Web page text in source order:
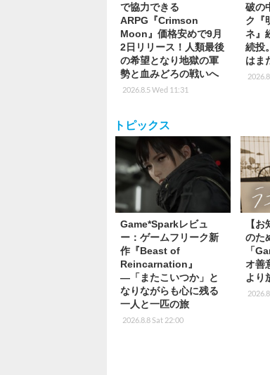
で協力できる
ARPG『Crimson
Moon』価格安めで9月
2日リリース！人類最後
の希望となり地獄の軍
勢と血みどろの戦いへ
2026.8.5 Wed 11:31
破の
ク『
ネ』
続投
はま
トピックス
Game*Sparkレビュ
ー：ゲームフリーク新
作『Beast of
Reincarnation』
―「またこいつか」と
なりながらも心に残る
一人と一匹の旅
2026.8.8 Sat 22:00
【
のた
「
オ善
より